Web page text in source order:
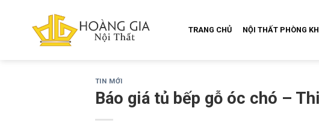
TRANG CHỦ NỘI THẤT PHÒNG
TIN MỚI
Báo giá tủ bếp gỗ óc chó –